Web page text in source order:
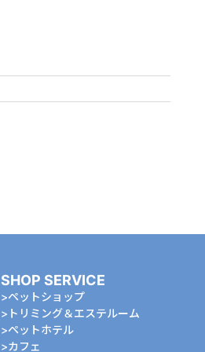
SHOP SERVICE
ペットショップ
トリミング＆エステルーム
ペットホテル
カフェ